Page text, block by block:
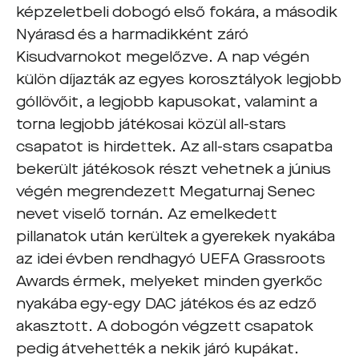
képzeletbeli dobogó első fokára, a második
Nyárasd és a harmadikként záró
Kisudvarnokot megelőzve. A nap végén
külön díjazták az egyes korosztályok legjobb
góllövőit, a legjobb kapusokat, valamint a
torna legjobb játékosai közül all-stars
csapatot is hirdettek. Az all-stars csapatba
bekerült játékosok részt vehetnek a június
végén megrendezett Megaturnaj Senec
nevet viselő tornán. Az emelkedett
pillanatok után kerültek a gyerekek nyakába
az idei évben rendhagyó UEFA Grassroots
Awards érmek, melyeket minden gyerkőc
nyakába egy-egy DAC játékos és az edző
akasztott. A dobogón végzett csapatok
pedig átvehették a nekik járó kupákat.